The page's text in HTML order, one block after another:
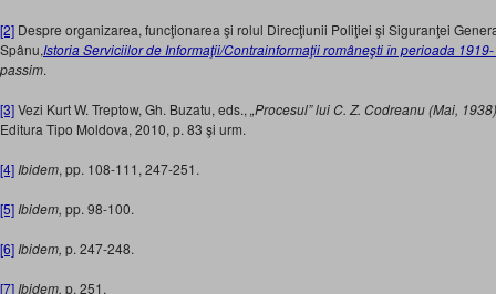
[2] Despre organizarea, funcţionarea şi rolul Direcţiunii Poliţiei şi Siguranţei
Spânu,Istoria Serviciilor de Informaţii/Contrainformaţii româneşti în perioada
passim.
[3]Vezi Kurt W. Treptow, Gh. Buzatu, eds., „Procesul” lui C. Z. Codreanu (Mai,
Editura Tipo Moldova, 2010, p. 83 şi urm.
[4] Ibidem, pp. 108-111, 247-251.
[5] Ibidem, pp. 98-100.
[6] Ibidem, p. 247-248.
[7] Ibidem, p. 251.